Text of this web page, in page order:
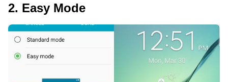
2. Easy Mode